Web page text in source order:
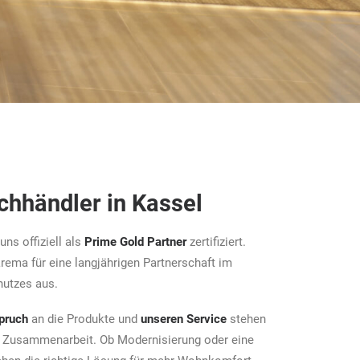
in Kassel
offiziell als Prime Gold Partnerzertifiziert.
für eine langjährigen Partnerschaft im
aus.
an die Produkte und unseren Service stehen
Ob Modernisierung oder eine